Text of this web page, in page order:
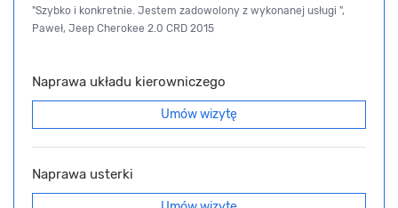
"Szybko i konkretnie. Jestem zadowolony z wykonanej usługi ",
Paweł, Jeep Cherokee 2.0 CRD 2015
Naprawa układu kierowniczego
Umów wizytę
Naprawa usterki